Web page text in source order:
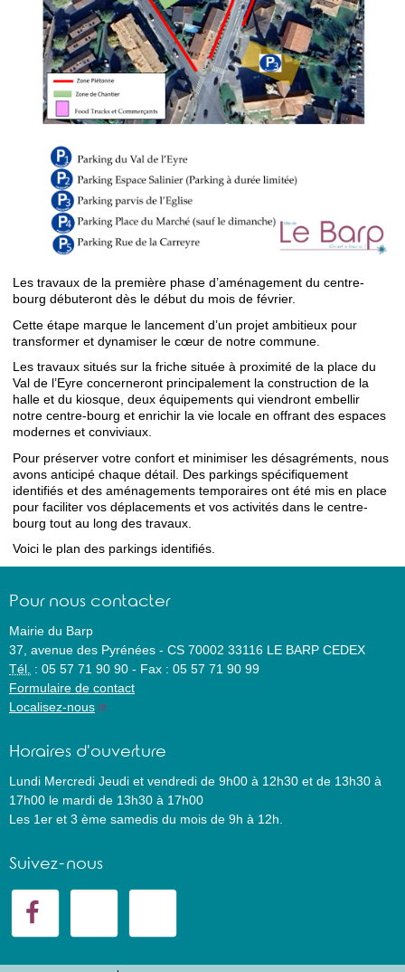
Les travaux de la première phase d’aménagement du centre-
bourg débuteront dès le début du mois de février.
Cette étape marque le lancement d’un projet ambitieux pour
transformer et dynamiser le cœur de notre commune.
Les travaux situés sur la friche située à proximité de la place du
Val de l’Eyre concerneront principalement la construction de la
halle et du kiosque, deux équipements qui viendront embellir
notre centre-bourg et enrichir la vie locale en offrant des espaces
modernes et conviviaux.
Pour préserver votre confort et minimiser les désagréments, nous
avons anticipé chaque détail. Des parkings spécifiquement
identifiés et des aménagements temporaires ont été mis en place
pour faciliter vos déplacements et vos activités dans le centre-
bourg tout au long des travaux.
Voici le plan des parkings identifiés.
Pour nous contacter
Mairie du Barp
37, avenue des Pyrénées - CS 70002 33116 LE BARP CEDEX
Tél. : 05 57 71 90 90 - Fax : 05 57 71 90 99
Formulaire de contact
Localisez-nous
Horaires d'ouverture
Lundi Mercredi Jeudi et vendredi de 9h00 à 12h30 et de 13h30 à
17h00 le mardi de 13h30 à 17h00
Les 1er et 3 ème samedis du mois de 9h à 12h.
Suivez-nous